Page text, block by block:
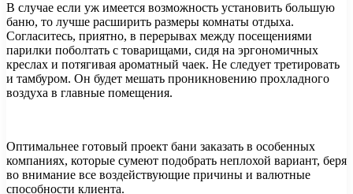
В случае если уж имеется возможность установить большую
баню, то лучше расширить размеры комнаты отдыха.
Согласитесь, приятно, в перерывах между посещениями
парилки поболтать с товарищами, сидя на эргономичных
креслах и потягивая ароматный чаек. Не следует третировать
и тамбуром. Он будет мешать проникновению прохладного
воздуха в главные помещения.
Оптимальнее готовый проект бани заказать в особенных
компаниях, которые сумеют подобрать неплохой вариант, беря
во внимание все воздействующие причины и валютные
способности клиента.